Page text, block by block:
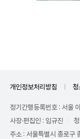
개인정보처리방침 청
정기간행등록번호 : 서울
사장·편집인 : 임규진
주소 : 서울특별시 종로